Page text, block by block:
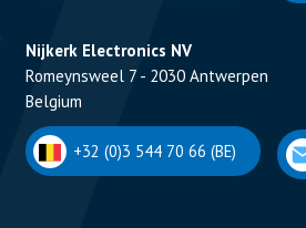
Nijkerk Electronics NV
Romeynsweel 7 - 2030 Antwerpen
Belgium
+32 (0)3 544 70 66 (BE)